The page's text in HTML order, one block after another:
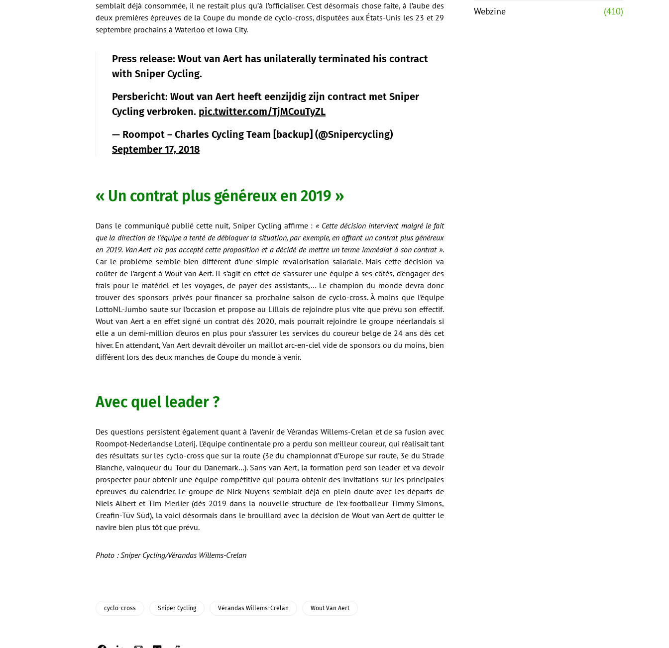
semblait déjà consommée, il ne restait plus qu’à l’officialiser. C’est désormais chose faite, à l’aube des
deux premières épreuves de la Coupe du monde de cyclo-cross, disputées aux États-Unis les 23 et 29
septembre prochains à Waterloo et Iowa City.
Press release: Wout van Aert has unilaterally terminated his contract
with Sniper Cycling.
Persbericht: Wout van Aert heeft eenzijdig zijn contract met Sniper
Cycling verbroken. pic.twitter.com/TjMCouTyZL
— Roompot – Charles Cycling Team [backup] (@Snipercycling)
September 17, 2018
« Un contrat plus généreux en 2019 »
Dans le communiqué publié cette nuit, Sniper Cycling affirme : « Cette décision intervient malgré le fait
que la direction de l’équipe a tenté de débloquer la situation, par exemple, en offrant un contrat plus généreux
en 2019. Van Aert n’a pas accepté cette proposition et a décidé de mettre un terme immédiat à son contrat ».
Car le problème semble bien différent d’une simple revalorisation salariale. Mais cette décision va
coûter de l’argent à Wout van Aert. Il s’agit en effet de s’assurer une équipe à ses côtés, d’engager des
frais pour le matériel et les voyages, de payer des assistants,… Le champion du monde devra donc
trouver des sponsors privés pour financer sa prochaine saison de cyclo-cross. À moins que l’équipe
LottoNL-Jumbo saute sur l’occasion et propose au Lillois de rejoindre plus vite que prévu son effectif.
Wout van Aert a en effet signé un contrat dès 2020, mais pourrait rejoindre le groupe néerlandais si
elle a un demi-million d’euros en plus pour s’assurer les services du coureur belge de 24 ans dès cet
hiver. En attendant, Van Aert devrait dévoiler un maillot arc-en-ciel vide de sponsors ou du moins, bien
différent lors des deux manches de Coupe du monde à venir.
Avec quel leader ?
Des questions persistent également quant à l’avenir de Vérandas Willems-Crelan et de sa fusion avec
Roompot-Nederlandse Loterij. L’équipe continentale pro a perdu son meilleur coureur, qui réalisait tant
des résultats sur les cyclo-cross que sur la route (3e du championnat d’Europe sur route, 3e du Strade
Bianche, vainqueur du Tour du Danemark…). Sans van Aert, la formation perd son leader et va devoir
prospecter pour obtenir une équipe compétitive qui pourra obtenir des invitations sur les principales
épreuves du calendrier. Le groupe de Nick Nuyens semblait déjà en plein doute avec les départs de
Niels Albert et Tim Merlier (dès 2019 dans la nouvelle structure de l’ex-footballeur Timmy Simons,
Creafin-Tüv Süd), la voici désormais dans le brouillard avec la décision de Wout van Aert de quitter le
navire bien plus tôt que prévu.
Photo : Sniper Cycling/Vérandas Willems-Crelan
cyclo-cross Sniper Cycling Vérandas Willems-Crelan Wout Van Aert
Webzine
(410)